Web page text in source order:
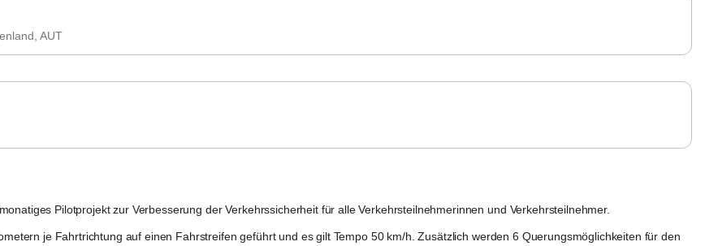
AUT
Pilotprojekt zur Verbesserung der Verkehrssicherheit für alle Verkehrsteilnehmerinnen und Verkehrsteilnehmer.
je Fahrtrichtung auf einen Fahrstreifen geführt und es gilt Tempo 50 km/h . Zusätzlich werden 6 Querungsmöglichkeiten für den